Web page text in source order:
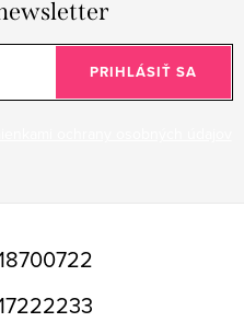
PRIHLÁSIŤ SA